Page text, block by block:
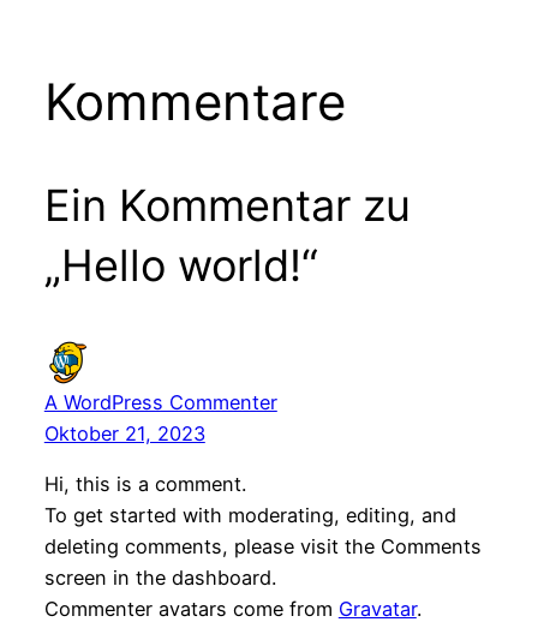
Kommentare
Ein Kommentar zu
„Hello world!“
A WordPress Commenter
Oktober 21, 2023
Hi, this is a comment.
To get started with moderating, editing, and
deleting comments, please visit the Comments
screen in the dashboard.
Commenter avatars come from Gravatar.